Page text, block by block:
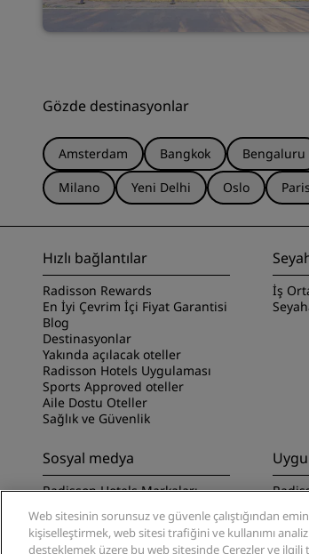
Gözde destinasyonlar
Amsterdam Bangkok Bengaluru
Milano
Yeni Delhi Oslo Paris
Hızlı bağlantılar
Radisson Rewards
En İyi Çevrim İçi Fiyat Garantisi
Blog
Destinasyonlar
Yakında açılacak oteller
Radisson Hotels Uygulaması
Sports Approved oteller
Aile Dostu Oteller
Sağlık ve Güvenlik
İş
Sosyal medya
Radisson Hotels Markaları
Web sitesinin sorunsuz ve güvenle çalıştığından
kişiselleştirmek, web sitesi trafiğini ve kullanımı analiz
desteklemek üzere bu web sitesinde Çerezler ve